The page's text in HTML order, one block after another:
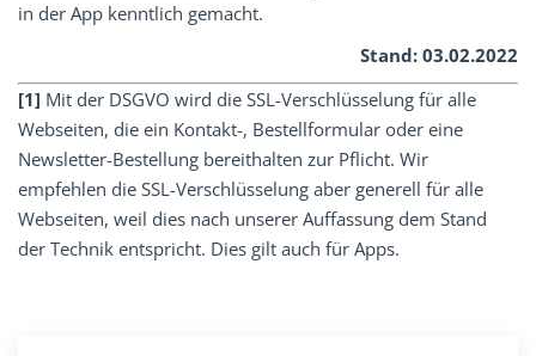
in der App kenntlich gemacht.
Stand: 03.02.2022
[1] Mit der DSGVO wird die SSL-Verschlüsselung für alle
Webseiten, die ein Kontakt-, Bestellformular oder eine
Newsletter-Bestellung bereithalten zur Pflicht. Wir
empfehlen die SSL-Verschlüsselung aber generell für alle
Webseiten, weil dies nach unserer Auffassung dem Stand
der Technik entspricht. Dies gilt auch für Apps.